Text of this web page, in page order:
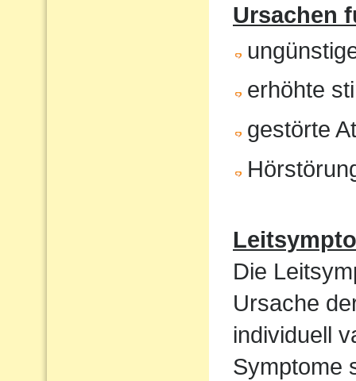
Ursachen
erhöhte
gestörte
Die
Ursache
individuell
Symptome